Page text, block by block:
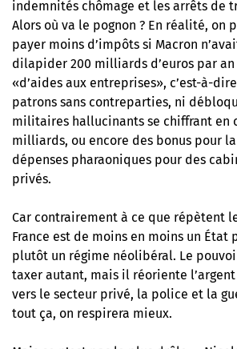
indemnités chômage et les arrêts de
Alors où va le pognon ? En réalité, on
payer moins d’impôts si Macron
dilapider 200 milliards d’euros par an
«d’aides aux entreprises», c’est-à-
patrons sans contreparties, ni
militaires hallucinants se chiffrant en
milliards, ou encore des bonus pour
dépenses pharaoniques pour des
privés.
Car contrairement à ce que répètent
France est de moins en moins un État
plutôt un régime néolibéral. Le
taxer autant, mais il réoriente
vers le secteur privé, la police et la
tout ça, on respirera mieux.